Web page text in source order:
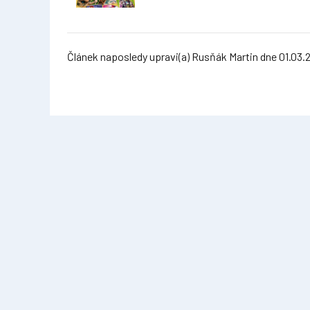
Článek naposledy upravi(a) Rusňák Martin dne